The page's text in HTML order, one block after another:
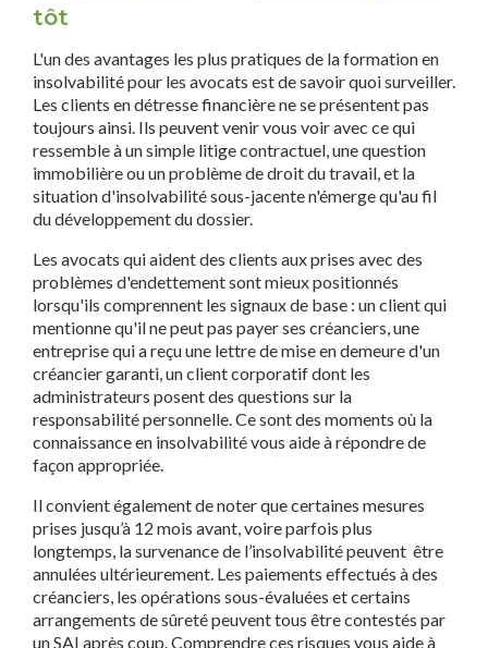
tôt
L'un des avantages les plus pratiques de la formation en
insolvabilité pour les avocats est de savoir quoi surveiller.
Les clients en détresse financière ne se présentent pas
toujours ainsi. Ils peuvent venir vous voir avec ce qui
ressemble à un simple litige contractuel, une question
immobilière ou un problème de droit du travail, et la
situation d'insolvabilité sous-jacente n'émerge qu'au fil
du développement du dossier.
Les avocats qui aident des clients aux prises avec des
problèmes d'endettement sont mieux positionnés
lorsqu'ils comprennent les signaux de base : un client qui
mentionne qu'il ne peut pas payer ses créanciers, une
entreprise qui a reçu une lettre de mise en demeure d'un
créancier garanti, un client corporatif dont les
administrateurs posent des questions sur la
responsabilité personnelle. Ce sont des moments où la
connaissance en insolvabilité vous aide à répondre de
façon appropriée.
Il convient également de noter que certaines mesures
prises jusqu’à 12 mois avant, voire parfois plus
longtemps, la survenance de l’insolvabilité peuvent être
annulées ultérieurement. Les paiements effectués à des
créanciers, les opérations sous-évaluées et certains
arrangements de sûreté peuvent tous être contestés par
un SAI après coup. Comprendre ces risques vous aide à